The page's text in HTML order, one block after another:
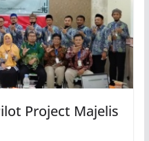
Project Majelis